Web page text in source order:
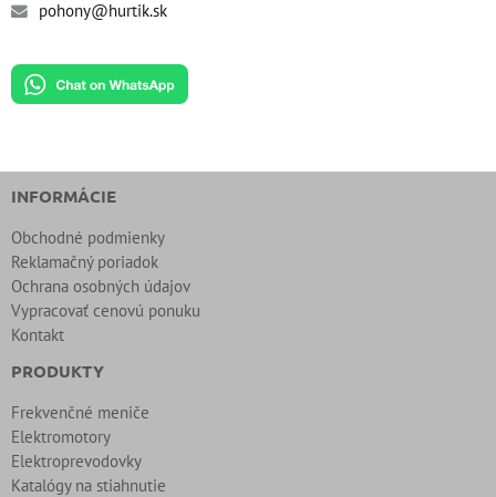
pohony@hurtik.sk
INFORMÁCIE
Obchodné podmienky
Reklamačný poriadok
Ochrana osobných údajov
Vypracovať cenovú ponuku
Kontakt
PRODUKTY
Frekvenčné meniče
Elektromotory
Elektroprevodovky
Katalógy na stiahnutie